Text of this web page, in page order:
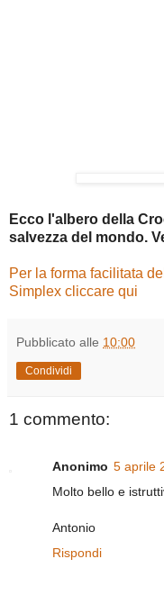
Ecco l'albero della
salvezza del mondo.
Per la forma facilitata
Simplex cliccare qui
Pubblicato alle 10:00
Condividi
1 commento:
Anonimo 5 aprile
Molto bello e
Antonio
Rispondi